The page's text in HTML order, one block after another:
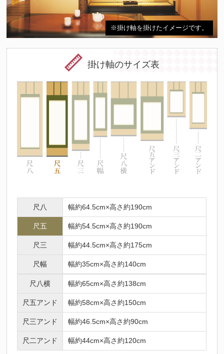
※掛け軸を掛けたイメージです。
掛け軸のサイズ表
尺八 幅約64.5cm×高さ約190cm
尺五 幅約54.5cm×高さ約190cm
尺三 幅約44.5cm×高さ約175cm
尺幅 幅約35cm×高さ約140cm
尺八横 幅約65cm×高さ約138cm
尺五アンド 幅約58cm×高さ約150cm
尺三アンド 幅約46.5cm×高さ約90cm
尺二アンド 幅約44cm×高さ約120cm